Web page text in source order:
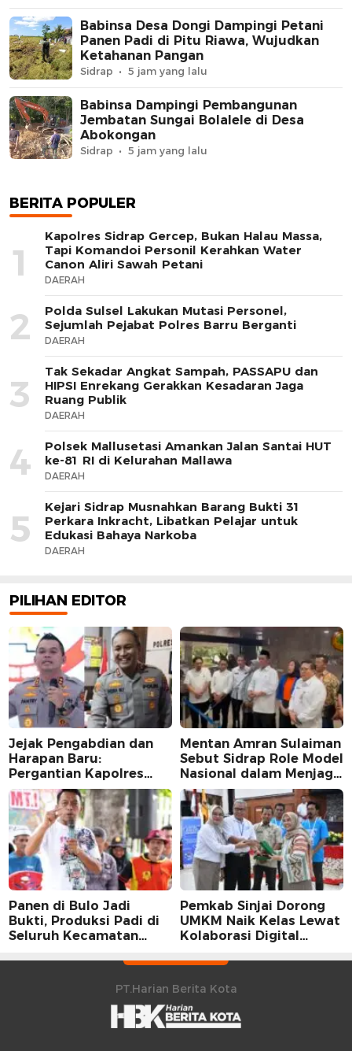
Babinsa Desa Dongi Dampingi Petani
Panen Padi di Pitu Riawa, Wujudkan
Ketahanan Pangan
Sidrap 5 jam yang lalu
Babinsa Dampingi Pembangunan
Jembatan Sungai Bolalele di Desa
Abokongan
Sidrap 5 jam yang lalu
BERITA POPULER
1
Kapolres Sidrap Gercep, Bukan Halau Massa,
Tapi Komandoi Personil Kerahkan Water
Canon Aliri Sawah Petani
DAERAH
2
Polda Sulsel Lakukan Mutasi Personel,
Sejumlah Pejabat Polres Barru Berganti
DAERAH
3
Tak Sekadar Angkat Sampah, PASSAPU dan
HIPSI Enrekang Gerakkan Kesadaran Jaga
Ruang Publik
DAERAH
4
Polsek Mallusetasi Amankan Jalan Santai HUT
ke-81 RI di Kelurahan Mallawa
DAERAH
5
Kejari Sidrap Musnahkan Barang Bukti 31
Perkara Inkracht, Libatkan Pelajar untuk
Edukasi Bahaya Narkoba
DAERAH
PILIHAN EDITOR
Jejak Pengabdian dan
Harapan Baru:
Pergantian Kapolres
Sidrap dalam Perspektif
Karier Dua Perwira
Mentan Amran Sulaiman
Sebut Sidrap Role Model
Nasional dalam Menjaga
Stabilitas Harga Telur
Panen di Bulo Jadi
Bukti, Produksi Padi di
Seluruh Kecamatan
Peningkatan
Pemkab Sinjai Dorong
UMKM Naik Kelas Lewat
Kolaborasi Digital
PT.Harian Berita Kota